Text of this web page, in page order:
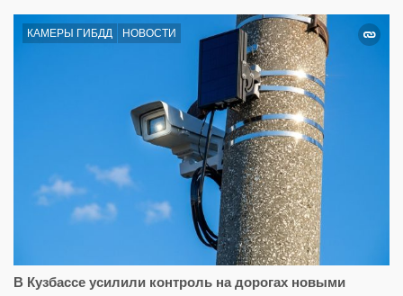
КАМЕРЫ ГИБДД НОВОСТИ
В Кузбассе усилили контроль на дорогах новыми